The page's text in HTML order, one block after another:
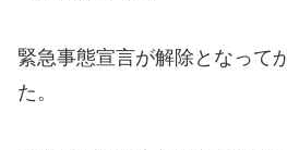
緊急事態宣言が解除となって
た。